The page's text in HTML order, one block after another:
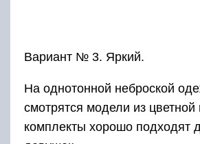
Вариант № 3. Яркий.
На однотонной неброской
смотрятся модели из цветной
комплекты хорошо подходят